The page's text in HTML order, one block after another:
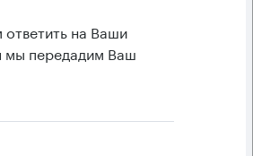
на Ваши
мы передадим Ваш